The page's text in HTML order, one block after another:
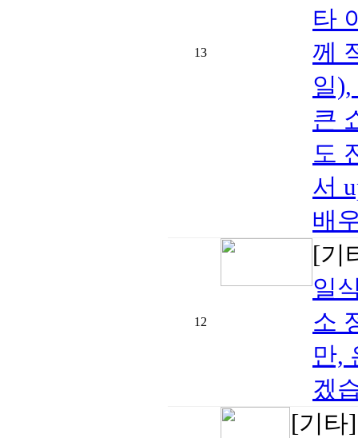
13
타
께
일
큰
도
서
배
12
[기
일
소
만,
겠
[기